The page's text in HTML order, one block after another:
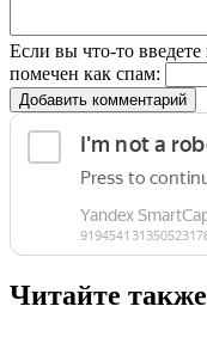
Если вы что-то
помечен как спам:
Добавить комментарий
Читайте также